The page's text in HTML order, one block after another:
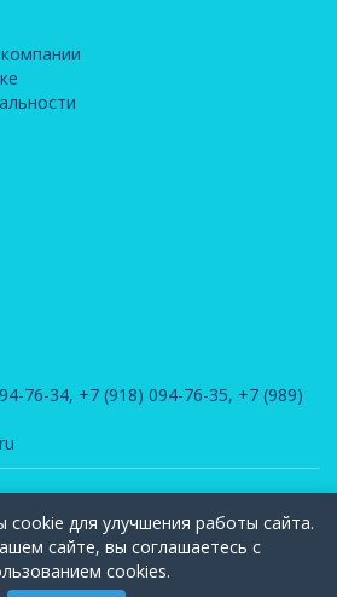
76-34, +7 (918) 094-76-35, +7 (989)
на данном сайте, является интеллектуальной
"Элегия-РОС" и защищена законом РФ об
и использование любых материалов допускается
для улучшения работы сайта.
сайте, вы соглашаетесь с
cookies.